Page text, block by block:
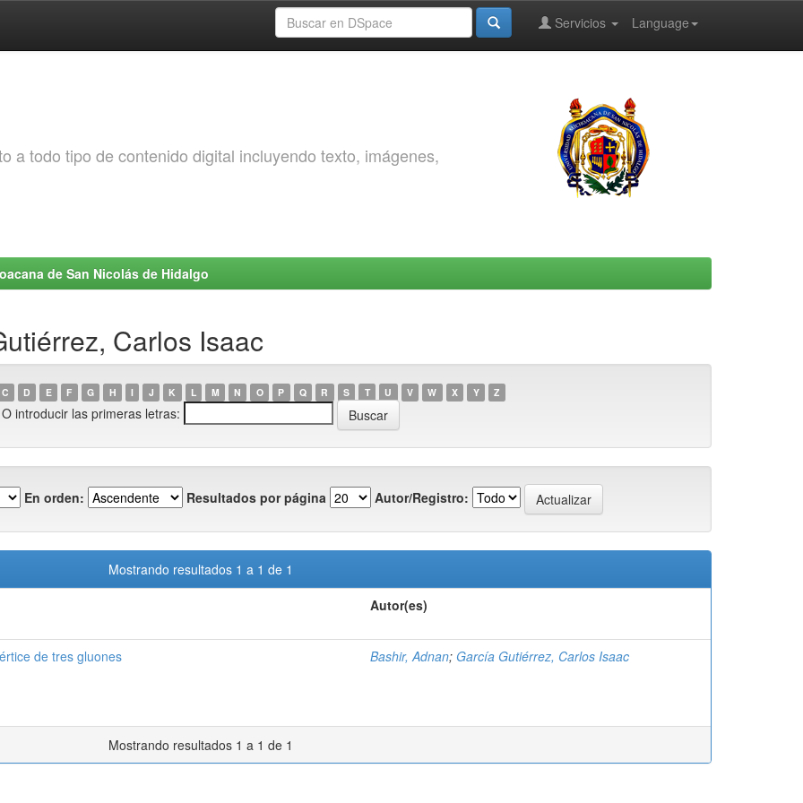
Language
Servicios
a todo tipo de contenido digital incluyendo texto, imágenes,
de San Nicolás de Hidalgo
Carlos Isaac
C D E F G H I J K L M N O P Q R S T U V W X Y Z
O introducir las primeras letras:
En orden: Resultados por página Autor/Registro:
Mostrando resultados 1 a 1 de 1
Autor(es)
de tres gluones Bashir, Adnan; García Gutiérrez, Carlos Isaac
Mostrando resultados 1 a 1 de 1